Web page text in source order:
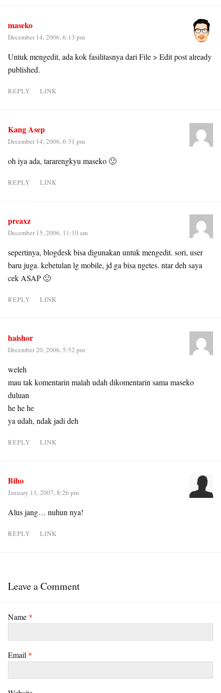
maseko
December 14, 2006, 6:13 pm
Untuk mengedit, ada kok fasilitasnya dari File > Edit post already
published.
REPLY LINK
Kang Asep
December 14, 2006, 6:31 pm
oh iya ada, tararengkyu maseko 🙂
REPLY LINK
preaxz
December 15, 2006, 11:10 am
sepertinya, blogdesk bisa digunakan untuk mengedit. sori, user
baru juga. kebetulan lg mobile, jd ga bisa ngetes. ntar deh saya
cek ASAP 🙂
REPLY LINK
haishor
December 20, 2006, 5:52 pm
weleh
mau tak komentarin malah udah dikomentarin sama maseko
duluan
he he he
ya udah, ndak jadi deh
REPLY LINK
Biho
January 11, 2007, 8:26 pm
Alus jang… nuhun nya!
REPLY LINK
Leave a Comment
Name *
Email *